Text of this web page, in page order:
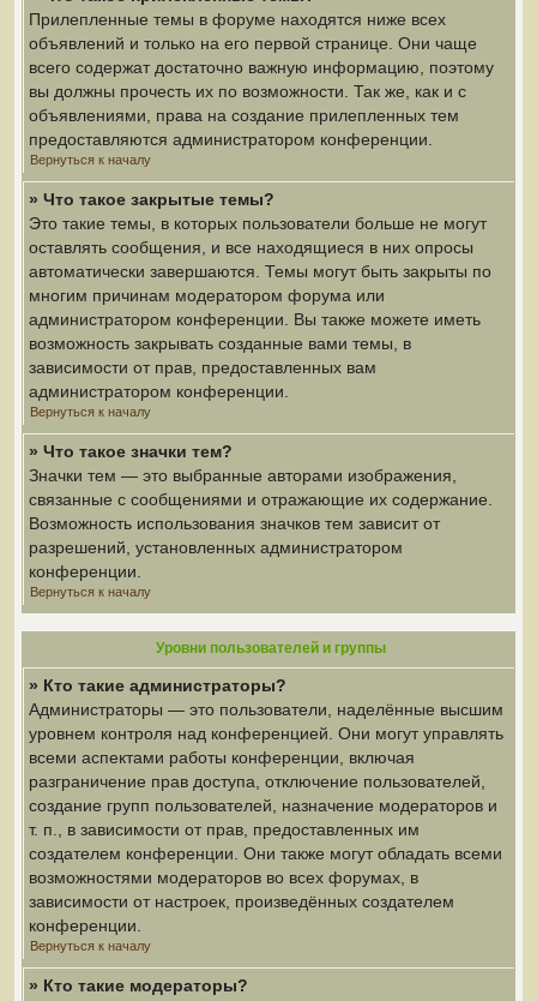
Прилепленные темы в форуме находятся ниже всех
объявлений и только на его первой странице. Они чаще
всего содержат достаточно важную информацию, поэтому
вы должны прочесть их по возможности. Так же, как и с
объявлениями, права на создание прилепленных тем
предоставляются администратором конференции.
Вернуться к началу
» Что такое закрытые темы?
Это такие темы, в которых пользователи больше не могут
оставлять сообщения, и все находящиеся в них опросы
автоматически завершаются. Темы могут быть закрыты по
многим причинам модератором форума или
администратором конференции. Вы также можете иметь
возможность закрывать созданные вами темы, в
зависимости от прав, предоставленных вам
администратором конференции.
Вернуться к началу
» Что такое значки тем?
Значки тем — это выбранные авторами изображения,
связанные с сообщениями и отражающие их содержание.
Возможность использования значков тем зависит от
разрешений, установленных администратором
конференции.
Вернуться к началу
Уровни пользователей и группы
» Кто такие администраторы?
Администраторы — это пользователи, наделённые высшим
уровнем контроля над конференцией. Они могут управлять
всеми аспектами работы конференции, включая
разграничение прав доступа, отключение пользователей,
создание групп пользователей, назначение модераторов и
т. п., в зависимости от прав, предоставленных им
создателем конференции. Они также могут обладать всеми
возможностями модераторов во всех форумах, в
зависимости от настроек, произведённых создателем
конференции.
Вернуться к началу
» Кто такие модераторы?